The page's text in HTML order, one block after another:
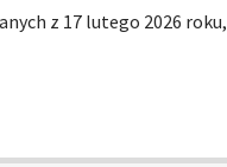
z 17 lutego 2026 roku,